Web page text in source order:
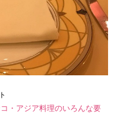
・アジア料理のいろんな要